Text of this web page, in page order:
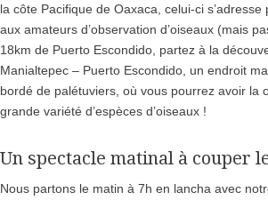
la côte Pacifique de Oaxaca, celui-ci
aux amateurs d’observation d’oiseaux (mais
18km de Puerto Escondido, partez à la
Manialtepec – Puerto Escondido , un endroit
bordé de palétuviers, où vous pourrez avoir la
grande variété d’espèces d’oiseaux !
Un spectacle matinal à couper
Nous partons le matin à 7h en lancha avec